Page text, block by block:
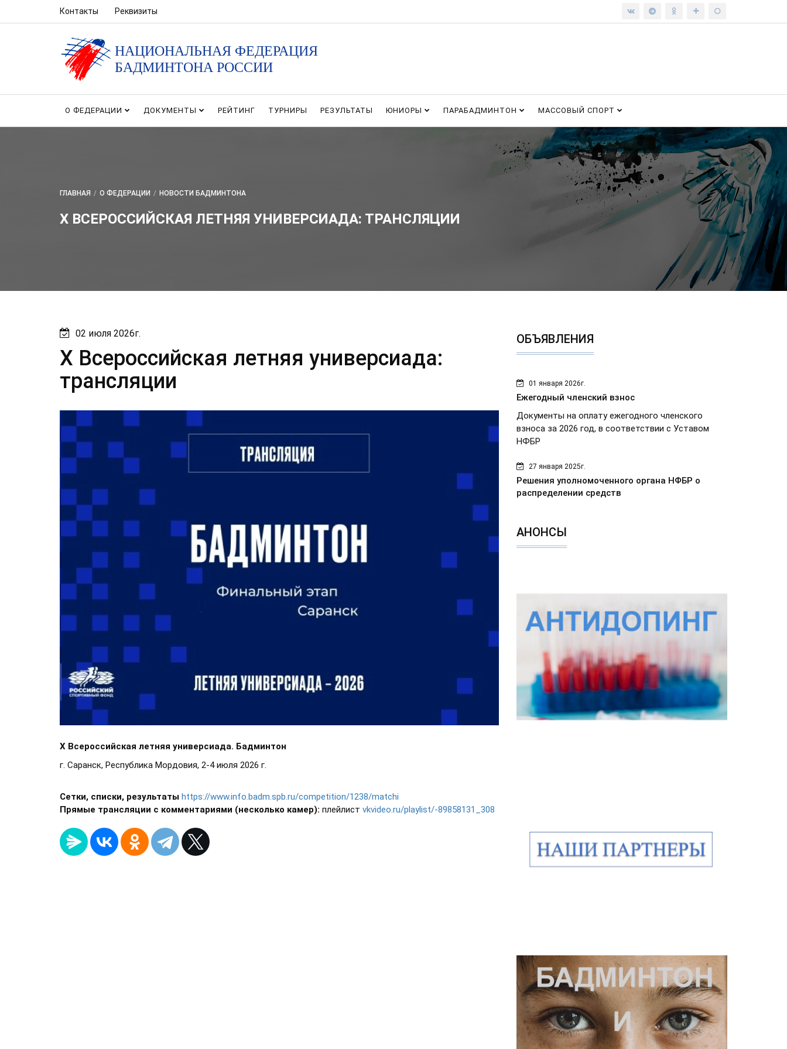
Контакты Реквизиты
НАЦИОНАЛЬНАЯ ФЕДЕРАЦИЯ
БАДМИНТОНА РОССИИ
О ФЕДЕРАЦИИ ДОКУМЕНТЫ РЕЙТИНГ ТУРНИРЫ РЕЗУЛЬТАТЫ ЮНИОРЫ ПАРАБАДМИНТОН МАССОВЫЙ СПОРТ
ГЛАВНАЯ / О ФЕДЕРАЦИИ / НОВОСТИ БАДМИНТОНА
X ВСЕРОССИЙСКАЯ ЛЕТНЯЯ УНИВЕРСИАДА: ТРАНСЛЯЦИИ
02 июля 2026г.
X Всероссийская летняя универсиада:
трансляции
X Всероссийская летняя универсиада. Бадминтон
г. Саранск, Республика Мордовия, 2-4 июля 2026 г.
Сетки, списки, результаты https://www.info.badm.spb.ru/competition/1238/matchi
Прямые трансляции с комментариями (несколько камер): плейлист vkvideo.ru/playlist/-89858131_308
ОБЪЯВЛЕНИЯ
01 января 2026г.
Ежегодный членский взнос
Документы на оплату ежегодного членского
взноса за 2026 год, в соответствии с Уставом
НФБР
27 января 2025г.
Решения уполномоченного органа НФБР о
распределении средств
АНОНСЫ